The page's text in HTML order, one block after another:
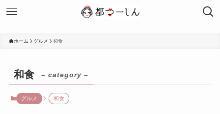
ホーム グルメ 和食
和食 – category –
グルメ 和食